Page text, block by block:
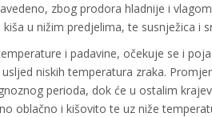
zbog prodora hladnije i
kiša u nižim predjelima, te susnježica i
i padavine, očekuje se i
niskih temperatura zraka.
perioda, dok će u ostalim
oblačno i kišovito te uz niže